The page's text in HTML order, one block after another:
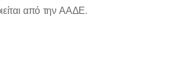
από την ΑΑΔΕ.